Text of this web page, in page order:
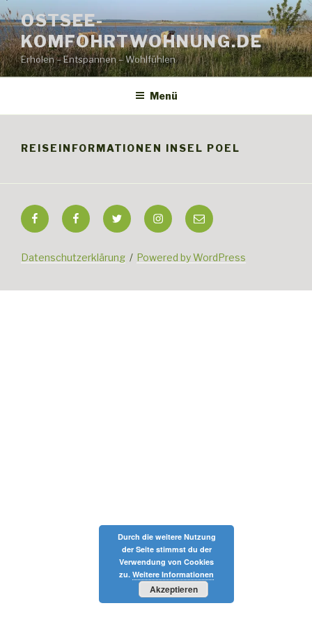
Zum
Inhalt
springen
OSTSEE-
KOMFOHRTWOHNUNG.DE
Erholen – Entspannen – Wohlfühlen
Menü
REISEINFORMATIONEN INSEL POEL
Fanpage
„Residenz
Fanpage
„Sommerbrise“
Twitter InstagramEMail
Datenschutzerklärung Powered by WordPress
Durch die weitere Nutzung
der Seite stimmst du der
Verwendung von Cookies
zu. Weitere Informationen
Akzeptieren